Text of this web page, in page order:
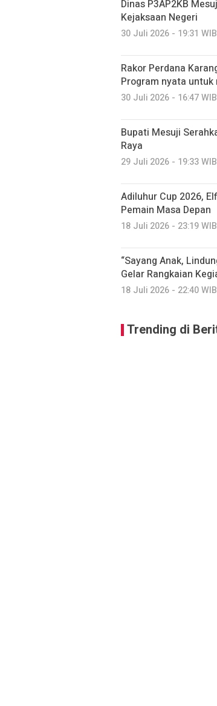
Dinas P3AP2KB
Kejaksaan Negeri
30 Juli 2026 - 19:31 WIB
Rakor Perdana
Program nyata untuk
30 Juli 2026 - 16:47 WIB
Bupati Mesuji
Raya
29 Juli 2026 - 19:33 WIB
Adiluhur Cup 2026,
Pemain Masa Depan
18 Juli 2026 - 23:19 WIB
“Sayang Anak,
Gelar Rangkaian
18 Juli 2026 - 22:40 WIB
Trending di